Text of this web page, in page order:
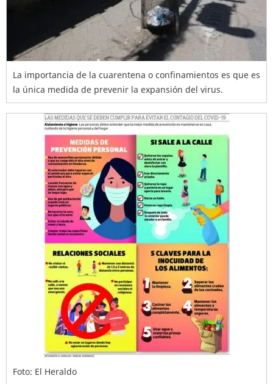
La importancia de la cuarentena o confinamientos es que es
la única medida de prevenir la expansión del virus.
Foto: El Heraldo